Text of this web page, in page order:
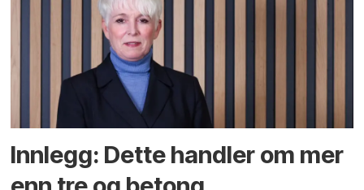
Innlegg: Dette handler om mer